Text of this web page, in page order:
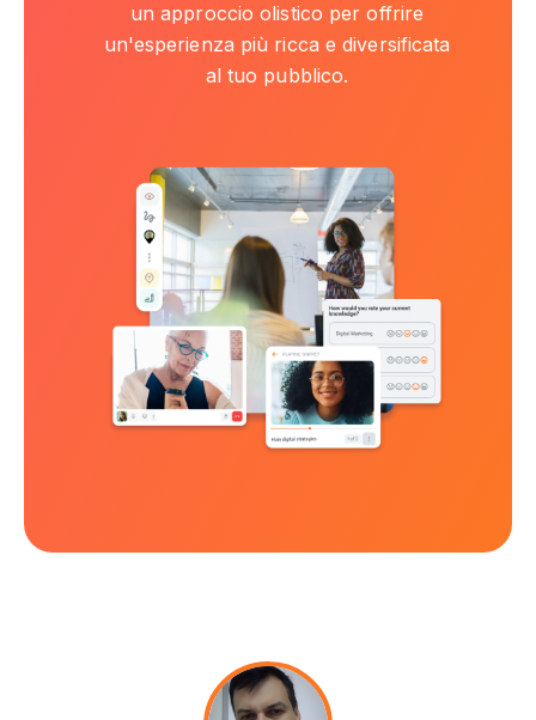
un approccio olistico per offrire
un'esperienza più ricca e diversificata
al tuo pubblico.